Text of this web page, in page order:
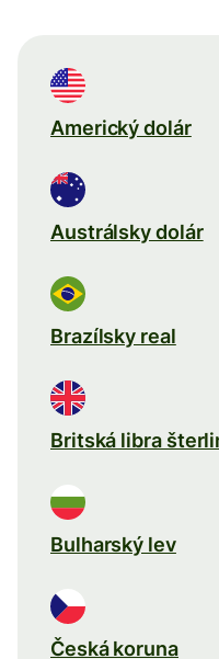
Americký dolár
Austrálsky dolár
Brazílsky real
Britská libra
Bulharský lev
Česká koruna